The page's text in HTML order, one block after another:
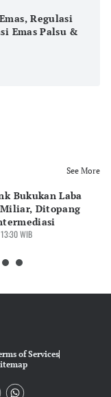
Regulasi
Emas Palsu &
See More
Bukukan Laba
Ditopang
WIB
of Services